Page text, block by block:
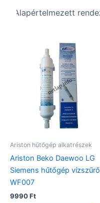
Ariston hűtőgép alkatrészek
Ariston Beko Daewoo LG
Siemens hűtőgép vízszűrő
WF007
9990Ft